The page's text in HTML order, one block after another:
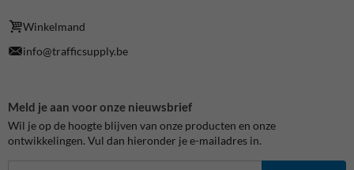
Winkelmand
info@trafficsupply.be
Meld je aan voor onze nieuwsbrief
Wil je op de hoogte blijven van onze producten en onze
ontwikkelingen. Vul dan hieronder je e-mailadres in.